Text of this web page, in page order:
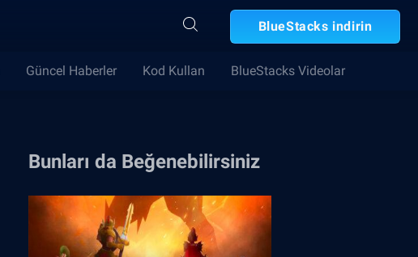
BlueStacks indirin
Güncel Haberler Kod Kullan BlueStacks Videolar
Bunları da Beğenebilirsiniz